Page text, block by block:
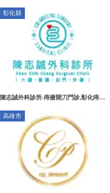
彰化縣
陳志誠外科診所-痔瘡開刀門診,彰化痔瘡
高雄市